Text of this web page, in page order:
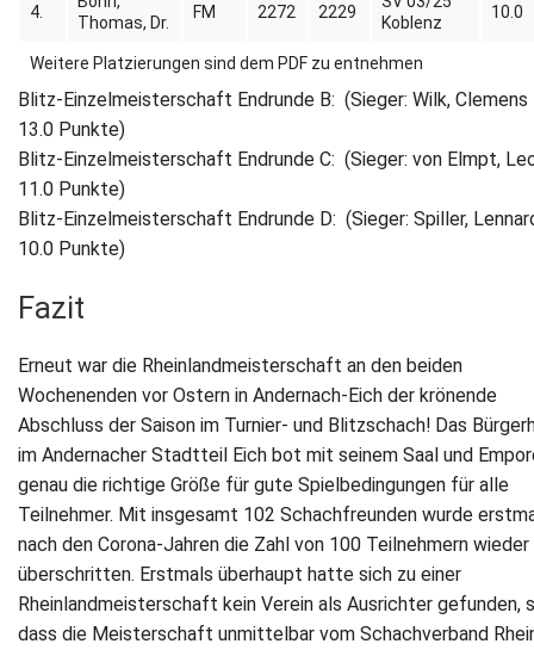
4.
Thomas, Dr.
FM 2272 2229
Koblenz
10.0
Weitere Platzierungen sind dem PDF zu entnehmen
Blitz-Einzelmeisterschaft Endrunde B: (Sieger: Wilk, Clemens
13.0 Punkte)
Blitz-Einzelmeisterschaft Endrunde C: (Sieger: von Elmpt,
11.0 Punkte)
Blitz-Einzelmeisterschaft Endrunde D: (Sieger: Spiller,
10.0 Punkte)
Fazit
Erneut war die Rheinlandmeisterschaft an den beiden
Wochenenden vor Ostern in Andernach-Eich der krönende
Abschluss der Saison im Turnier- und Blitzschach! Das
im Andernacher Stadtteil Eich bot mit seinem Saal und
genau die richtige Größe für gute Spielbedingungen für alle
Teilnehmer. Mit insgesamt 102 Schachfreunden wurde
nach den Corona-Jahren die Zahl von 100 Teilnehmern wieder
überschritten. Erstmals überhaupt hatte sich zu einer
Rheinlandmeisterschaft kein Verein als Ausrichter gefunden,
dass die Meisterschaft unmittelbar vom Schachverband